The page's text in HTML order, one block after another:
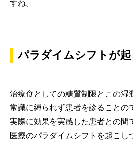
すね。
パラダイムシフトが
治療食としての糖質制限とこの湿
常識に縛られず患者を診ることの
実際に効果を実感した患者との間
医療のパラダイムシフトを起こし